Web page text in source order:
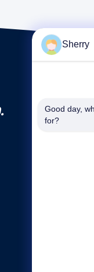
Sherry
Good day,
for?